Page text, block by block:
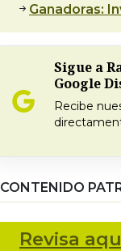
Ganadoras:
Sigue a
Google
Recibe
CONTENIDO
Revisa